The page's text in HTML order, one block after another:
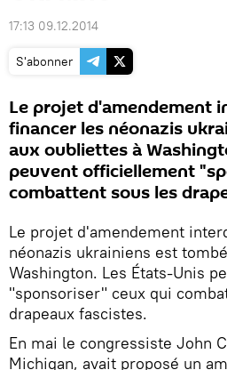
17:13 09.12.2014
S'abonner
Le projet d'amendement
financer les néonazis
aux oubliettes à
peuvent officiellement
combattent sous les
Le projet d'amendement
néonazis ukrainiens est
Washington. Les États-Unis
"sponsoriser" ceux qui
drapeaux fascistes.
En mai le congressiste John
Michigan, avait proposé un